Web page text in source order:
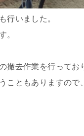
行いました。
。
撤去作業を行ってお
こともありますので